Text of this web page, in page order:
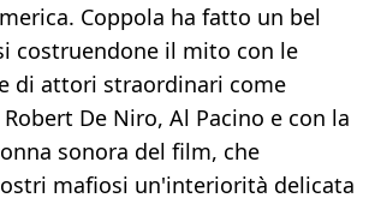
Coppola ha fatto un bel
costruendone il mito con le
di attori straordinari come
De Niro, Al Pacino e con la
sonora del film, che
mafiosi un'interiorità delicata